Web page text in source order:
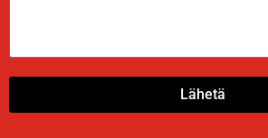
Lähetä